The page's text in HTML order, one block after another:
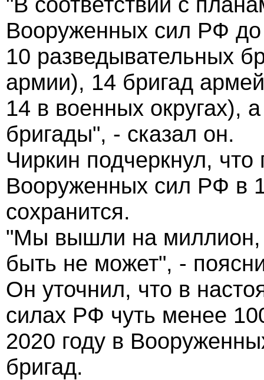
Вооруженных сил РФ до
10 разведывательных
армии), 14 бригад
14 в военных округах),
бригады", - сказал он.
Чиркин подчеркнул,
Вооруженных сил РФ в
сохранится.
"Мы вышли на миллион,
быть не может", -
Он уточнил, что в
силах РФ чуть менее
2020 году в
бригад.